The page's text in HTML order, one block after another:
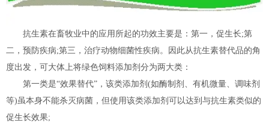
抗生素在畜牧业中的应用所起的功效主要是：第一，促生长;第
二，预防疾病;第三，治疗动物细菌性疾病。因此从抗生素替代品的角
度出发，可大体上将绿色饲料添加剂分为两大类：
第一类是“效果替代”，该类添加剂(如酶制剂、有机微量、调味剂
等)虽本身不能杀灭病菌，但使用该类添加剂可以达到与抗生素类似的
促生长效果;